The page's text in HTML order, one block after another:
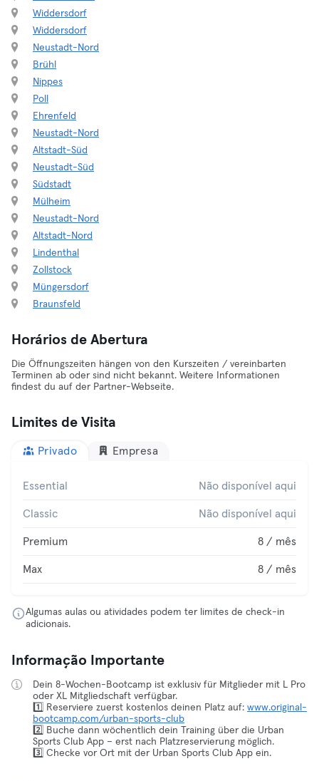
Widdersdorf
Widdersdorf
Neustadt-Nord
Brühl
Nippes
Poll
Ehrenfeld
Neustadt-Nord
Altstadt-Süd
Neustadt-Süd
Südstadt
Mülheim
Neustadt-Nord
Altstadt-Nord
Lindenthal
Zollstock
Müngersdorf
Braunsfeld
Horários de Abertura
Die Öffnungszeiten hängen von den Kurszeiten / vereinbarten
Terminen ab oder sind nicht bekannt. Weitere Informationen
findest du auf der Partner-Webseite.
Limites de Visita
Privado Empresa
Essential Não disponível aqui
Classic Não disponível aqui
Premium 8 / mês
Max 8 / mês
Algumas aulas ou atividades podem ter limites de check-in
adicionais.
Informação Importante
Dein 8-Wochen-Bootcamp ist exklusiv für Mitglieder mit L Pro
oder XL Mitgliedschaft verfügbar.
1️⃣ Reserviere zuerst kostenlos deinen Platz auf: www.original-
bootcamp.com/urban-sports-club
2️⃣ Buche dann wöchentlich dein Training über die Urban
Sports Club App – erst nach Platzreservierung möglich.
3️⃣ Checke vor Ort mit der Urban Sports Club App ein.